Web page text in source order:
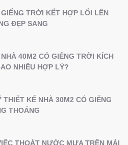
TRỜI KẾT HỢP LỐI LÊN
ĐẸP SANG
40M2 CÓ GIẾNG TRỜI KÍCH
NHIÊU HỢP LÝ?
THIẾT KẾ NHÀ 30M2 CÓ GIẾNG
THOÁNG
THOÁT NƯỚC MƯA TRÊN MÁI